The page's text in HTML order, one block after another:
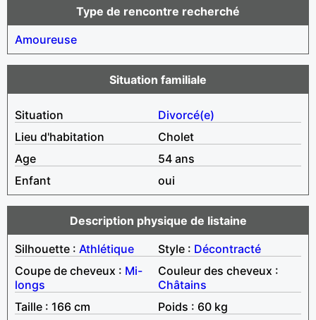
Type de rencontre recherché
Amoureuse
Situation familiale
Situation
Divorcé(e)
Lieu d'habitation
Cholet
Age
54 ans
Enfant
oui
Description physique de listaine
Silhouette : Athlétique Style : Décontracté
Coupe de cheveux : Mi-
longs
Couleur des cheveux :
Châtains
Taille : 166 cm
Poids : 60 kg